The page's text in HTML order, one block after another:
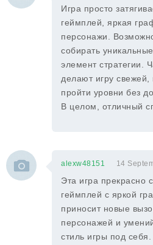
Игра просто
геймплей, яркая
персонажи.
собирать
элемент стратегии.
делают игру свежей,
пройти уровни без
В целом, отличный
alexw48151 14
Эта игра прекрасно
геймплей с яркой
приносит новые
персонажей и
стиль игры под